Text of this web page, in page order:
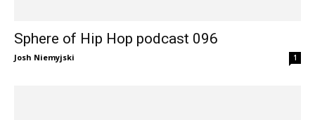
Sphere of Hip Hop podcast 096
Josh Niemyjski 1